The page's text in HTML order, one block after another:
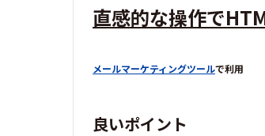
直感的な操作で
メールマーケティングツールで利用
良いポイント